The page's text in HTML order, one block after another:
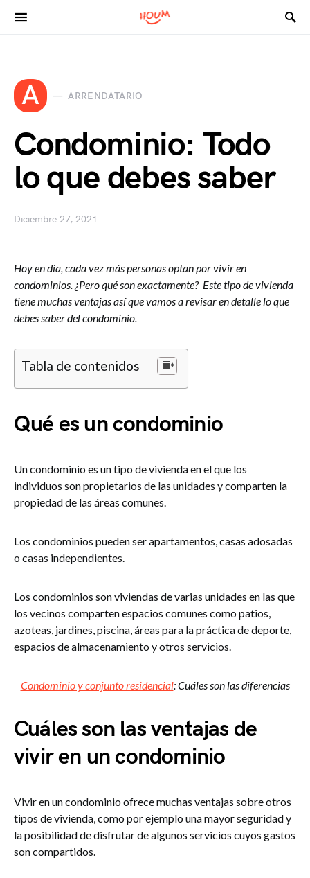
Search for:
A ARRENDATARIO
Condominio: Todo
lo que debes saber
Diciembre 27, 2021
Hoy en día, cada vez más personas optan por vivir en
condominios. ¿Pero qué son exactamente? Este tipo de vivienda
tiene muchas ventajas así que vamos a revisar en detalle lo que
debes saber del condominio.
Tabla de contenidos
Qué es un condominio
Un condominio es un tipo de vivienda en el que los
individuos son propietarios de las unidades y comparten la
propiedad de las áreas comunes.
Los condominios pueden ser apartamentos, casas adosadas
o casas independientes.
Los condominios son viviendas de varias unidades en las que
los vecinos comparten espacios comunes como patios,
azoteas, jardines, piscina, áreas para la práctica de deporte,
espacios de almacenamiento y otros servicios.
Condominio y conjunto residencial: Cuáles son las diferencias
Cuáles son las ventajas de
vivir en un condominio
Vivir en un condominio ofrece muchas ventajas sobre otros
tipos de vivienda, como por ejemplo una mayor seguridad y
la posibilidad de disfrutar de algunos servicios cuyos gastos
son compartidos.